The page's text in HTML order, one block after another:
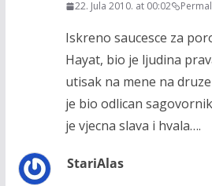
22. Jula 2010. at 00:02
Iskreno saucesce za
Hayat, bio je ljudina
utisak na mene na
je bio odlican
je vjecna slava i hvala….
StariAlas